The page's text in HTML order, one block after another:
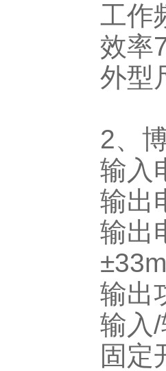
工作
效率
外型
2、
输入
输出
输出
±
输出
输入/
固定